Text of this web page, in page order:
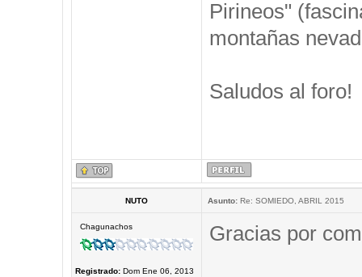
Pirineos"
montañas
Saludos al foro!
NUTO Asunto:Re: SOMIEDO, ABRIL 2015
Chagunachos
Registrado:Dom Ene 06, 2013
Gracias por